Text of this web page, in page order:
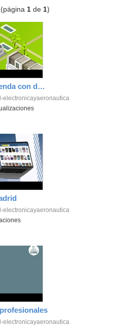
(página1 de1)
Configurar una vivienda con domótica por bus
electronicayaeronautica
electronicayaeronautica
electronicayaeronautica